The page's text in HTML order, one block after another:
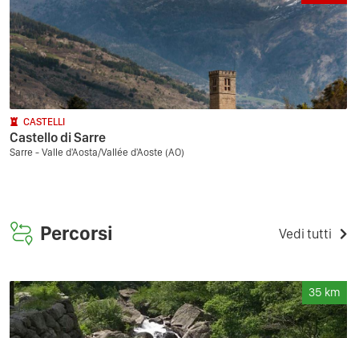
CASTELLI
Castello di Sarre
Sarre - Valle d'Aosta/Vallée d'Aoste (AO)
Percorsi Vedi tutti
35 km